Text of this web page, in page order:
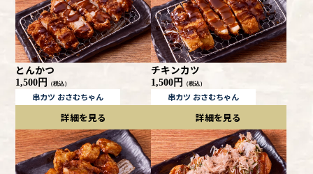
とんかつ
1,500円 （税込）
串カツ おさむちゃん
詳細を見る
チキンカツ
1,500円 （税込）
串カツ おさむちゃん
詳細を見る